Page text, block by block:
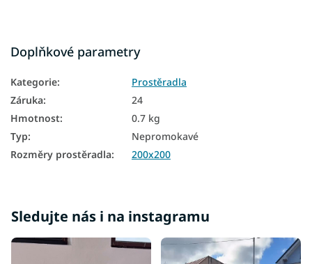
Doplňkové parametry
Kategorie:
Prostěradla
Záruka:
24
Hmotnost:
0.7 kg
Typ:
Nepromokavé
Rozměry prostěradla: 200x200
Sledujte nás i na instagramu